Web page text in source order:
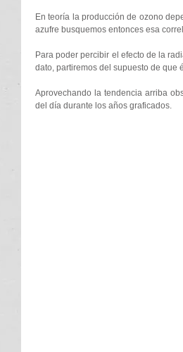
En teoría la producción de ozono
azufre busquemos entonces esa
Para poder percibir el efecto de la
dato, partiremos del supuesto de que
Aprovechando la tendencia arriba
del día durante los años graficados.